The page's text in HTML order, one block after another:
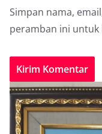
Simpan nama,
peramban ini